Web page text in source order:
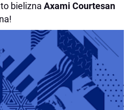
to bielizna Axami Courtesan